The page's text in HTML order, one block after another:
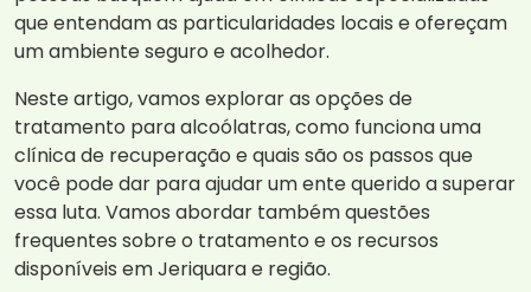
que entendam as particularidades locais e ofereçam
um ambiente seguro e acolhedor.
Neste artigo, vamos explorar as opções de
tratamento para alcoólatras, como funciona uma
clínica de recuperação e quais são os passos que
você pode dar para ajudar um ente querido a superar
essa luta. Vamos abordar também questões
frequentes sobre o tratamento e os recursos
disponíveis em Jeriquara e região.